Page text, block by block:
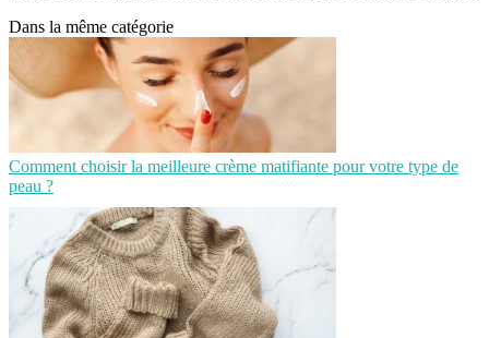
Dans la même catégorie
Comment choisir la meilleure crème matifiante pour votre type de
peau ?